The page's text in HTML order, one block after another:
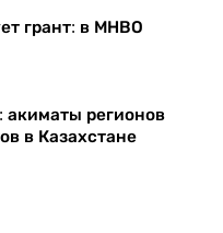
грант: в МНВО
акиматы регионов
в Казахстане